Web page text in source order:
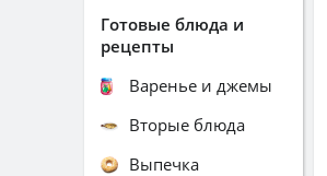
Готовые блюда и
рецепты
Варенье и джемы
Вторые блюда
Выпечка